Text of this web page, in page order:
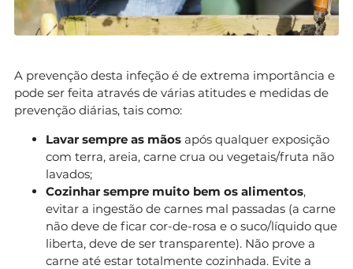
A prevenção desta infeção é de extrema importância e
pode ser feita através de várias atitudes e medidas de
prevenção diárias, tais como:
Lavar sempre as mãos após qualquer exposição
com terra, areia, carne crua ou vegetais/fruta não
lavados;
Cozinhar sempre muito bem os alimentos,
evitar a ingestão de carnes mal passadas (a carne
não deve de ficar cor-de-rosa e o suco/líquido que
liberta, deve de ser transparente). Não prove a
carne até estar totalmente cozinhada. Evite a